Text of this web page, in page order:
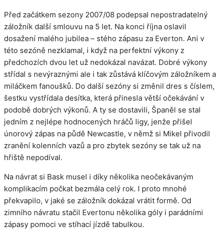
Před začátkem sezony 2007/08 podepsal nepostradatelný
záložník další smlouvu na 5 let. Na konci října oslavil
dosažení malého jubilea – stého zápasu za Everton. Ani v
této sezóně nezklamal, i když na perfektní výkony z
předchozích dvou let už nedokázal navázat. Dobré výkony
střídal s nevýraznými ale i tak zůstává klíčovým záložníkem a
miláčkem fanoušků. Do další sezóny si změnil dres s číslem,
šestku vystřídala desítka, která přinesla větší očekávání v
podobě dobrých výkonů. A ty se dostavili, Španěl se stal
jedním z nejlépe hodnocených hráčů ligy, jenže přišel
únorový zápas na půdě Newcastle, v němž si Mikel přivodil
zranění kolenních vazů a pro zbytek sezóny se tak už na
hřiště nepodíval.
Na návrat si Bask musel i díky několika neočekávaným
komplikacím počkat bezmála celý rok. I proto mnohé
překvapilo, v jaké se záložník dokázal vrátit formě. Od
zimního návratu stačil Evertonu několika góly i parádními
zápasy pomoci ve stíhací jízdě tabulkou.